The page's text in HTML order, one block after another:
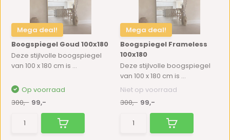
Mega deal!
Boogspiegel Goud 100x180
Deze stijlvolle boogspiegel
van 100 x 180 cm is ...
Op voorraad
300,- 99,-
Mega deal!
Boogspiegel Frameless
100x180
Deze stijlvolle boogspiegel
van 100 x 180 cm is ...
Niet op voorraad
300,- 99,-